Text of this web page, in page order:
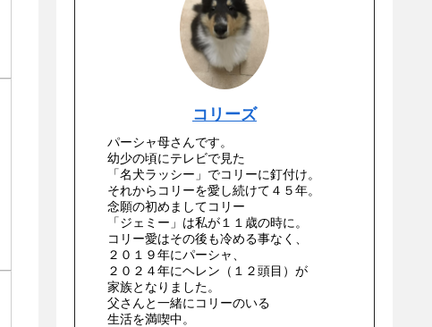
コリーズ
パーシャ母さんです。
幼少の頃にテレビで見た
「名犬ラッシー」でコリーに釘付け。
それからコリーを愛し続けて４５年。
念願の初めましてコリー
「ジェミー」は私が１１歳の時に。
コリー愛はその後も冷める事なく、
２０１９年にパーシャ、
２０２４年にヘレン（１２頭目）が
家族となりました。
父さんと一緒にコリーのいる
生活を満喫中。